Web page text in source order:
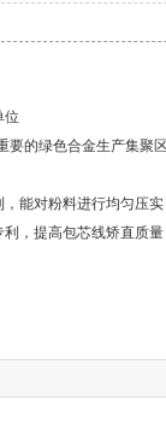
位
要的绿色合金生产集聚
能对粉料进行均匀压实
，提高包芯线矫直质量